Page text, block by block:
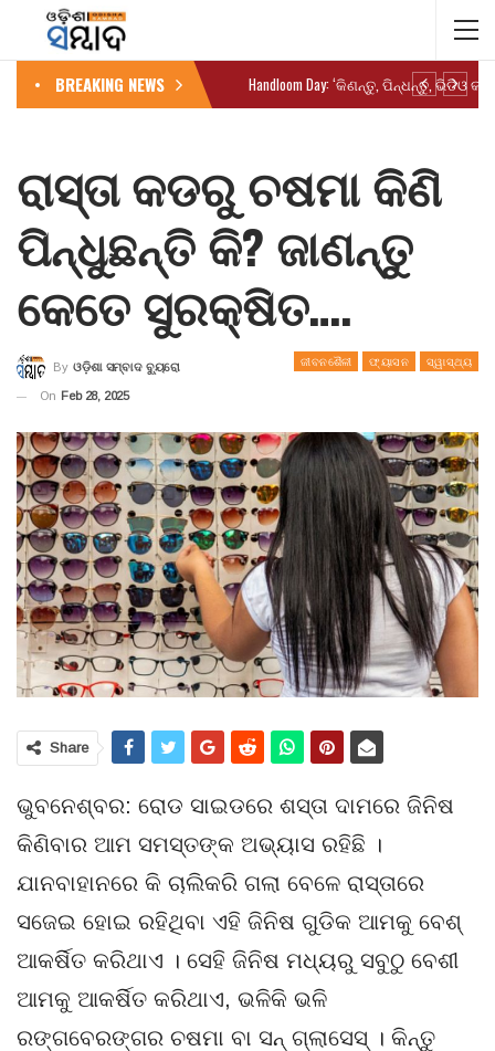
BREAKING NEWS
ରାସ୍ତା କଡରୁ ଚଷମା କିଣି
ପିନ୍ଧୁଛନ୍ତି କି? ଜାଣନ୍ତୁ
କେତେ ସୁରକ୍ଷିତ….
ଜୀବନଶୈଳୀ ଫ୍ୟାସନ ସ୍ୱାସ୍ଥ୍ୟ
By ଓଡ଼ିଶା ସମ୍ବାଦ ବ୍ୟୁରୋ
On Feb 28, 2025
Share
ଭୁବନେଶ୍ବର: ରୋଡ ସାଇଡରେ ଶସ୍ତା ଦାମରେ ଜିନିଷ
କିଣିବାର ଆମ ସମସ୍ତଙ୍କ ଅଭ୍ୟାସ ରହିଛି ।
ଯାନବାହାନରେ କି ଚାଲିକରି ଗଲା ବେଳେ ରାସ୍ତାରେ
ସଜେଇ ହୋଇ ରହିଥିବା ଏହି ଜିନିଷ ଗୁଡିକ ଆମକୁ ବେଶ୍
ଆକର୍ଷିତ କରିଥାଏ । ସେହି ଜିନିଷ ମଧ୍ୟରୁ ସବୁଠୁ ବେଶୀ
ଆମକୁ ଆକର୍ଷିତ କରିଥାଏ, ଭଳିକି ଭଳି
ରଙ୍ଗବେରଙ୍ଗର ଚଷମା ବା ସନ୍ ଗ୍ଲାସେସ୍ । କିନ୍ତୁ